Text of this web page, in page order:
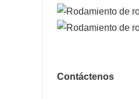
Contáctenos